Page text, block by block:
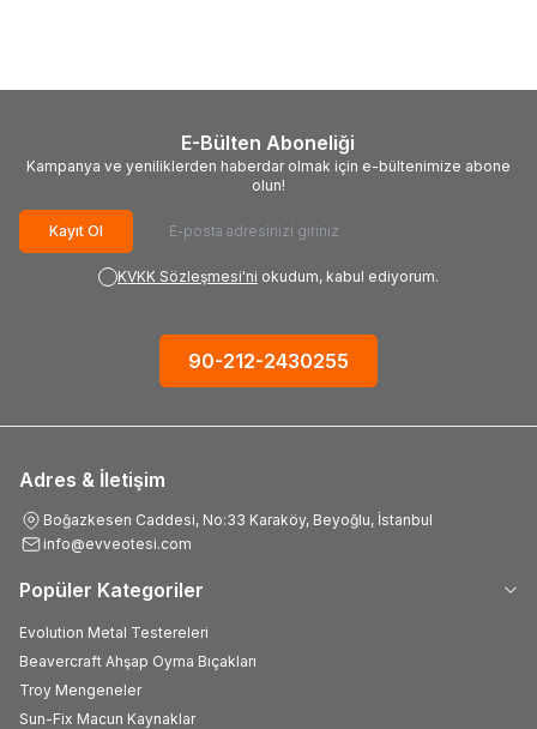
E-Bülten Aboneliği
Kampanya ve yeniliklerden haberdar olmak için e-bültenimize abone
olun!
Kayıt Ol
KVKK Sözleşmesi'ni okudum, kabul ediyorum.
90-212-2430255
Adres & İletişim
Boğazkesen Caddesi, No:33 Karaköy, Beyoğlu, İstanbul
info@evveotesi.com
Popüler Kategoriler
Evolution Metal Testereleri
Beavercraft Ahşap Oyma Bıçakları
Troy Mengeneler
Sun-Fix Macun Kaynaklar